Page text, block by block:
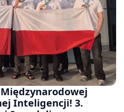
Inteligencji! 3.